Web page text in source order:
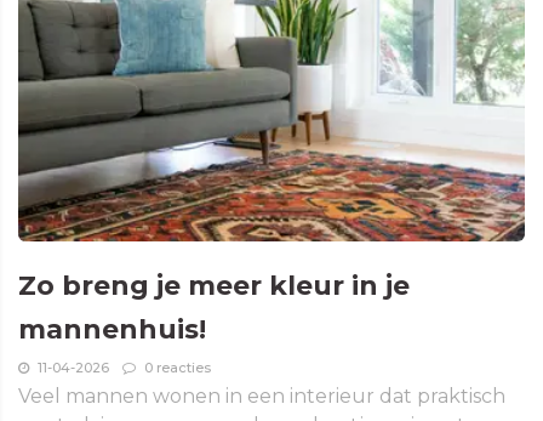
Zo breng je meer kleur in je
mannenhuis!
11-04-2026 0 reacties
Veel mannen wonen in een interieur dat praktisch